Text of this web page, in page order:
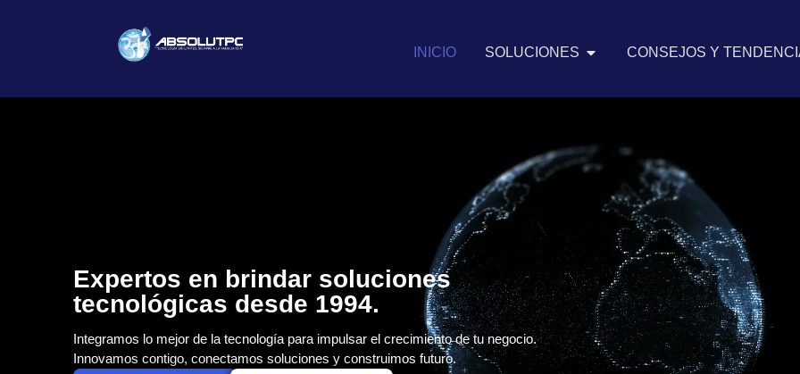
INICIO SOLUCIONES CONSEJOS Y
Expertos en brindar soluciones
tecnológicas desde 1994.
Integramos lo mejor de la tecnología para impulsar el crecimiento de tu negocio.
Innovamos contigo, conectamos soluciones y construimos futuro.